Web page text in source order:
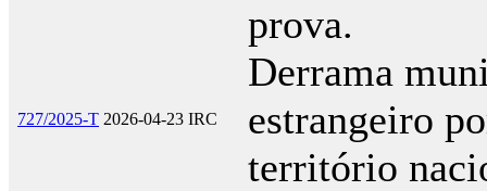
prova.
727/2025-T 2026-04-23 IRC
Derrama
estrangeiro
território